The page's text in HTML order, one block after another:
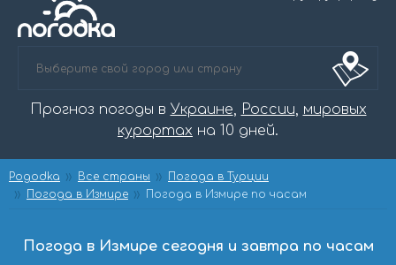
Прогноз погоды в Украине, России, мировых
курортах на 10 дней.
Pogodka Все страны
Погода в Турции
Погода в Измире
Погода в Измире по часам
Погода в Измире сегодня и завтра по часам